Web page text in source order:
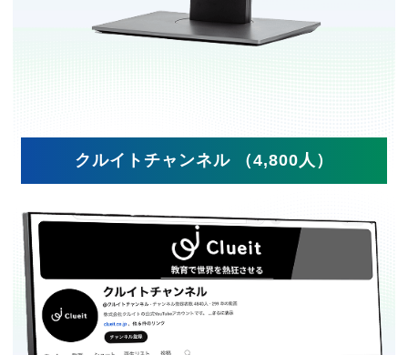
クルイトチャンネル （4,800人）